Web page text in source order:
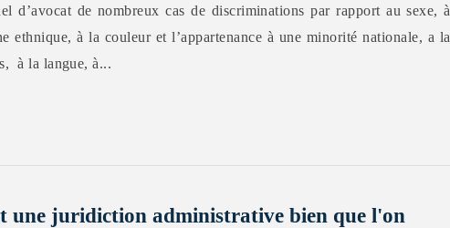
d’avocat de nombreux cas de discriminations par rapport au sexe, à
ethnique, à la couleur et l’appartenance à une minorité nationale, a la
à la langue, à...
une juridiction administrative bien que l'on